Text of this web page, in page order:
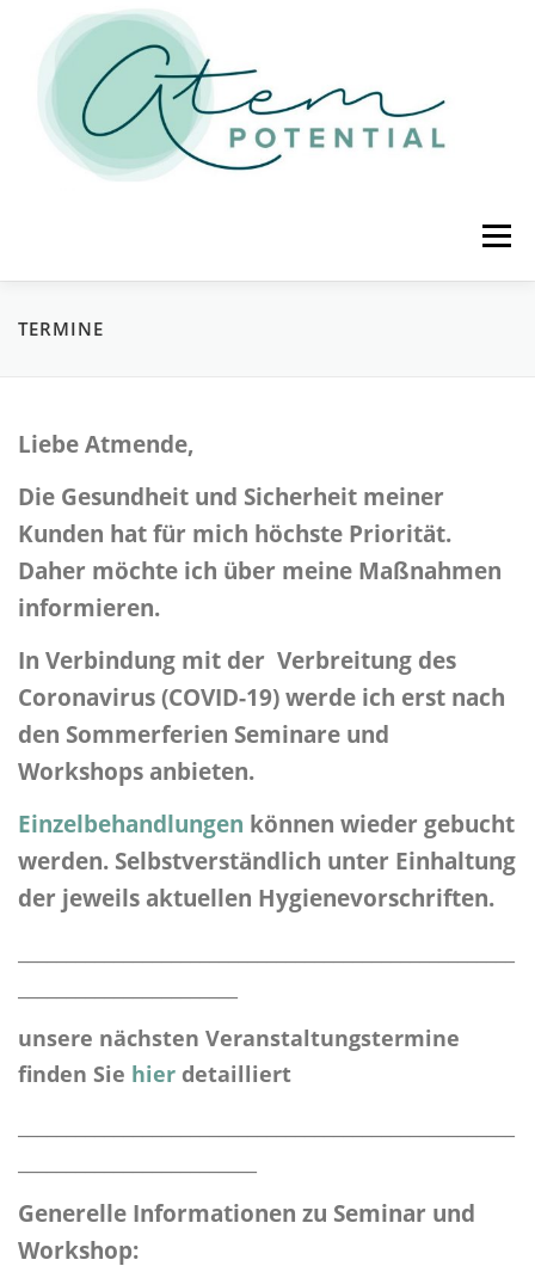
Zum Inhalt springen
Menü
STARTSEITE
DATENSCHUTZ AGB
TERMINE
Liebe Atmende,
Die Gesundheit und Sicherheit meiner
Kunden hat für mich höchste Priorität.
Daher möchte ich über meine Maßnahmen
informieren.
In Verbindung mit der Verbreitung des
Coronavirus (COVID-19) werde ich erst nach
den Sommerferien Seminare und
Workshops anbieten.
Einzelbehandlungen können wieder gebucht
werden. Selbstverständlich unter Einhaltung
der jeweils aktuellen Hygienevorschriften.
unsere nächsten Veranstaltungstermine
finden Sie hier detailliert
Generelle Informationen zu Seminar und
Workshop: